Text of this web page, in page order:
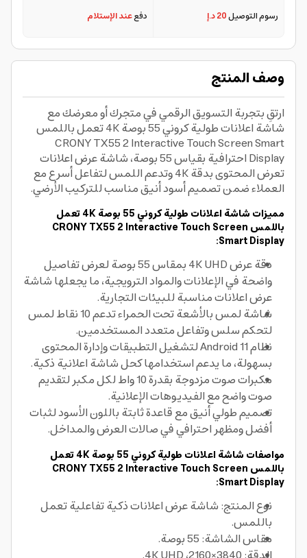
رسوم التوصيل20 د.إ دفععند الإستلام
وصف المنتج
ارتقِ بتجربة التسويق الرقمي في متجرك أو معرضك مع
شاشة اعلانات طولية كروني 55 بوصة 4K تعمل باللمس
CRONY TX55 2 Interactive Touch Screen Smart
Display احترافية بقياس 55 بوصة، شاشة عرض اعلانات
تعرض المحتوى بدقة 4K وتدعم اللمس لتفاعل أسرع مع
العملاء ضمن تصميم أسود أنيق مناسب للتركيب الأرضي.
مميزات شاشة اعلانات طولية كروني 55 بوصة 4K تعمل
باللمس CRONY TX55 2 Interactive Touch Screen
Smart Display:
دقة عرض 4K UHD بمقاس 55 بوصة لعرض تفاصيل
واضحة في الإعلانات والمواد الترويجية، ما يجعلها شاشة
عرض اعلانات مناسبة للبيئات التجارية.
شاشة لمس بالأشعة تحت الحمراء تدعم 10 نقاط لمس
لتحكم سلس وتفاعل متعدد المستخدمين.
نظام Android 11 لتشغيل التطبيقات وإدارة المحتوى
بسهولة، ما يدعم استخدامها كحل شاشة اعلانية ذكية.
مكبرات صوت مزدوجة بقدرة 10 واط لكل مكبر لتقديم
صوت واضح مع الفيديوهات الإعلانية.
تصميم طولي أنيق مع قاعدة ثابتة باللون الأسود لثبات
أفضل ومظهر احترافي في صالات العرض والمداخل.
مواصفات شاشة اعلانات طولية كروني 55 بوصة 4K تعمل
باللمس CRONY TX55 2 Interactive Touch Screen
Smart Display:
نوع المنتج: شاشة عرض اعلانات ذكية تفاعلية تعمل
باللمس.
مقاس الشاشة: 55 بوصة.